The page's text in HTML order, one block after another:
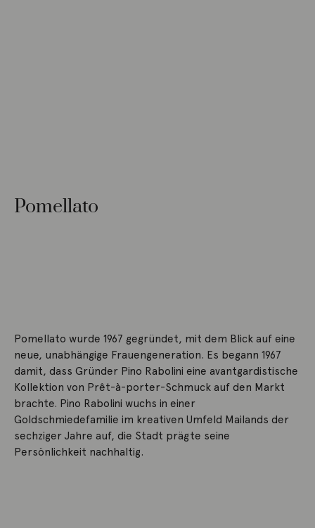
Pomellato
Pomellato wurde 1967 gegründet, mit dem Blick auf eine
neue, unabhängige Frauengeneration. Es begann 1967
damit, dass Gründer Pino Rabolini eine avantgardistische
Kollektion von Prêt-à-porter-Schmuck auf den Markt
brachte. Pino Rabolini wuchs in einer
Goldschmiedefamilie im kreativen Umfeld Mailands der
sechziger Jahre auf, die Stadt prägte seine
Persönlichkeit nachhaltig.